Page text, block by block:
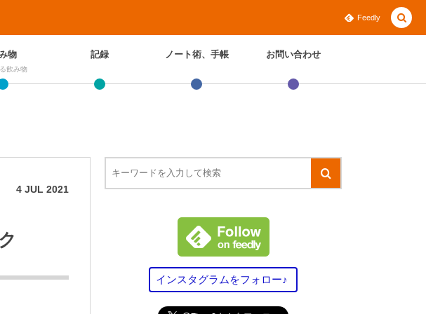
Feedly
物
飲み物
記録 ノート術、手帳 お問い合わせ
4 JUL 2021
インスタグラムをフォロー♪